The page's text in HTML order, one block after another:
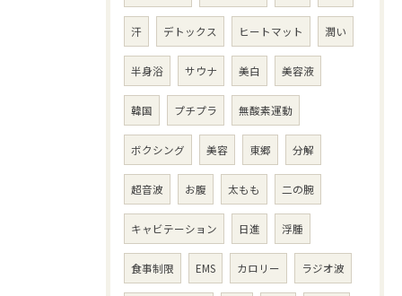
汗 デトックス ヒートマット 潤い
半身浴 サウナ 美白 美容液
韓国 プチプラ 無酸素運動
ボクシング 美容 東郷 分解
超音波 お腹 太もも 二の腕
キャビテーション 日進 浮腫
食事制限 EMS カロリー ラジオ波